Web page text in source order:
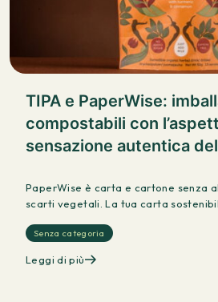
TIPA e PaperWise:
compostabili con
sensazione autentica
PaperWise è carta e cartone senza
scarti vegetali. La tua carta
Senza categoria
Leggi di più